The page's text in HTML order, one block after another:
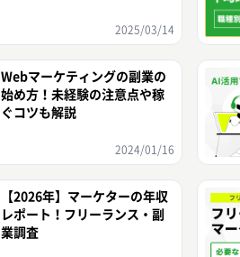
2025/03/14
Webマーケティングの副業の
始め方！未経験の注意点や稼
ぐコツも解説
2024/01/16
【2026年】マーケターの年収
レポート！フリーランス・副
業調査